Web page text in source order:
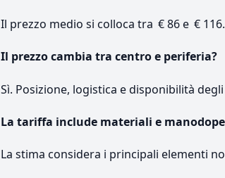
Il prezzo medio si colloca tra € 86 e € 116.
Il prezzo cambia tra centro e periferia?
Sì. Posizione, logistica e disponibilità
La tariffa include materiali e
La stima considera i principali elementi